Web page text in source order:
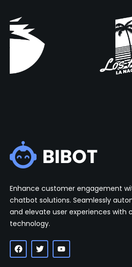
Enhance customer engagement
chatbot solutions. Seamlessly
and elevate user experiences with
technology.